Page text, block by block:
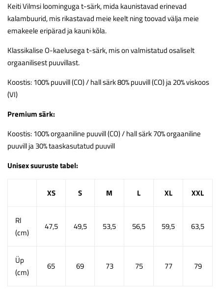
Keiti Vilmsi loominguga t-särk, mida kaunistavad erinevad
kalambuurid, mis rikastavad meie keelt ning toovad välja meie
emakeele eripärad ja kauni kõla.
Klassikalise O-kaelusegat-särk, mis on valmistatud osaliselt
orgaanilisest puuvillast.
Koostis: 100% puuvill (CO) / hall särk 80% puuvill (CO) ja 20% viskoos
(VI)
Premium särk:
Koostis: 100% orgaaniline puuvill (CO) / hall särk 70% orgaaniline
puuvill ja 30% taaskasutatud puuvill
Unisex suuruste tabel:
XS S M L XL XXL
Rl
(cm)
47,5 49,5 53,5 56,5 59,5 63,5
Üp
(cm)
65 69 73 75 77 79